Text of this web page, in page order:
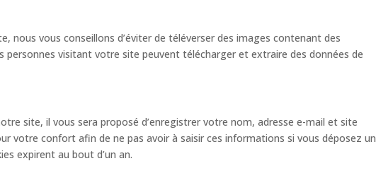
nous vous conseillons d’éviter de téléverser des images contenant des
personnes visitant votre site peuvent télécharger et extraire des données de
site, il vous sera proposé d’enregistrer votre nom, adresse e-mail et site
votre confort afin de ne pas avoir à saisir ces informations si vous déposez un
expirent au bout d’un an.